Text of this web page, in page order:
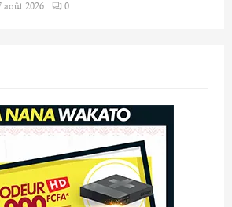
août 2026 0